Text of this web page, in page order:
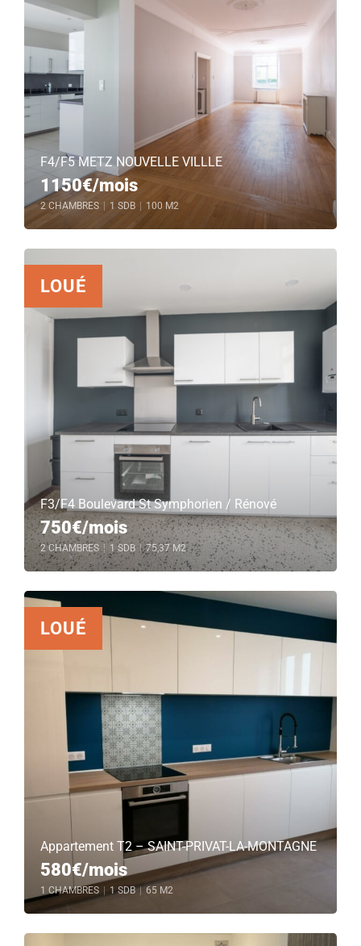
F4/F5 METZ NOUVELLE VILLLE
1150€/mois
2 CHAMBRES 1 SDB 100 M2
LOUÉ
F3/F4 Boulevard St Symphorien / Rénové
750€/mois
2 CHAMBRES | 1 SDB | 75,37 M2
LOUÉ
Appartement T2 – SAINT-PRIVAT-LA-MONTAGNE
580€/mois
1 CHAMBRES 1 SDB | 65 M2